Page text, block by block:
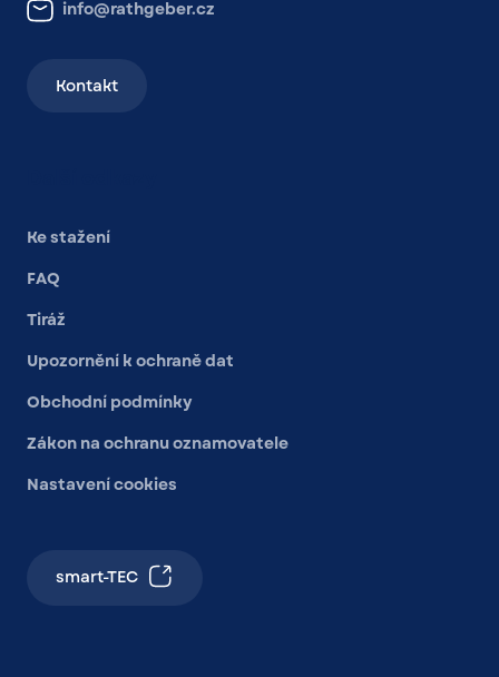
info@rathgeber.cz
Kontakt
Ke stažení
FAQ
Tiráž
Upozornění k ochraně dat
Obchodní podmínky
Zákon na ochranu oznamovatele
Nastavení cookies
smart-TEC